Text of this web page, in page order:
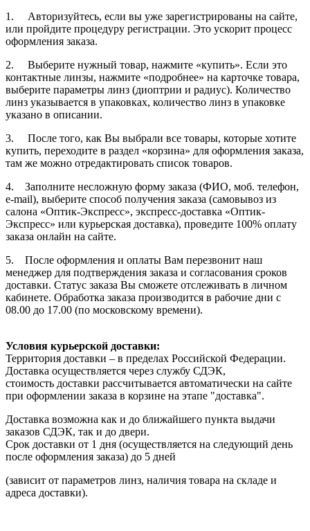
1. Авторизуйтесь, если вы уже зарегистрированы на сайте,
или пройдите процедуру регистрации. Это ускорит процесс
оформления заказа.
2. Выберите нужный товар, нажмите «купить». Если это
контактные линзы, нажмите «подробнее» на карточке товара,
выберите параметры линз (диоптрии и радиус). Количество
линз указывается в упаковках, количество линз в упаковке
указано в описании.
3. После того, как Вы выбрали все товары, которые хотите
купить, переходите в раздел «корзина» для оформления заказа,
там же можно отредактировать список товаров.
4. Заполните несложную форму заказа (ФИО, моб. телефон,
e-mail), выберите способ получения заказа (самовывоз из
салона «Оптик-Экспресс», экспресс-доставка «Оптик-
Экспресс» или курьерская доставка), проведите 100% оплату
заказа онлайн на сайте.
5. После оформления и оплаты Вам перезвонит наш
менеджер для подтверждения заказа и согласования сроков
доставки. Статус заказа Вы сможете отслеживать в личном
кабинете. Обработка заказа производится в рабочие дни с
08.00 до 17.00 (по московскому времени).
Условия курьерской доставки:
Территория доставки – в пределах Российской Федерации.
Доставка осуществляется через службу СДЭК,
стоимость доставки рассчитывается автоматически на сайте
при оформлении заказа в корзине на этапе "доставка".
Доставка возможна как и до ближайшего пункта выдачи
заказов СДЭК, так и до двери.
Срок доставки от 1 дня (осуществляется на следующий день
после оформления заказа) до 5 дней
(зависит от параметров линз, наличия товара на складе и
адреса доставки).